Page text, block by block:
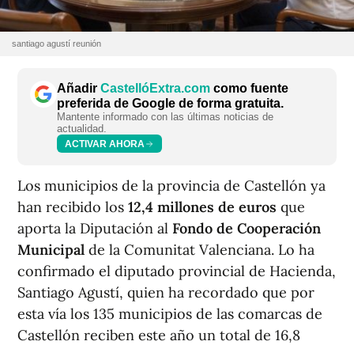
santiago agustí reunión
Añadir CastellóExtra.com como fuente
preferida de Google de forma gratuita.
Mantente informado con las últimas noticias de
actualidad.
ACTIVAR AHORA
Los municipios de la provincia de Castellón ya
han recibido los 12,4 millones de euros que
aporta la Diputación al Fondo de Cooperación
Municipal de la Comunitat Valenciana. Lo ha
confirmado el diputado provincial de Hacienda,
Santiago Agustí, quien ha recordado que por
esta vía los 135 municipios de las comarcas de
Castellón reciben este año un total de 16,8